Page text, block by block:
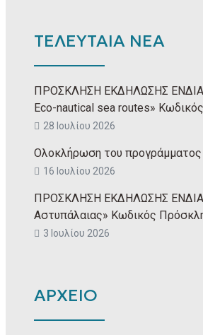
ΤΕΛΕΥΤΑΙΑ ΝΕΑ
ΠΡΟΣΚΛΗΣΗ ΕΚΔΗΛΩΣΗΣ
Eco-nautical sea routes»
28 Ιουλίου 2026
Ολοκλήρωση του προγράμματος
16 Ιουλίου 2026
ΠΡΟΣΚΛΗΣΗ ΕΚΔΗΛΩΣΗΣ
Αστυπάλαιας» Κωδικός
3 Ιουλίου 2026
ΑΡΧΕΙΟ